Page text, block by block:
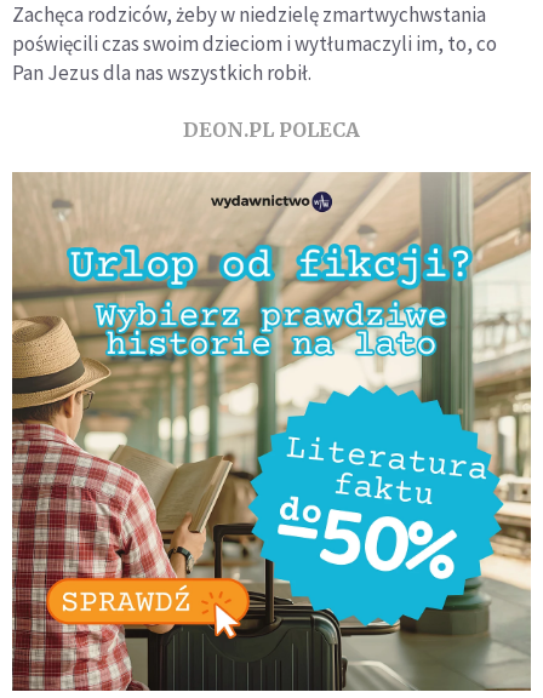
Zachęca rodziców, żeby w niedzielę zmartwychwstania
poświęcili czas swoim dzieciom i wytłumaczyli im, to, co
Pan Jezus dla nas wszystkich robił.
DEON.PL POLECA